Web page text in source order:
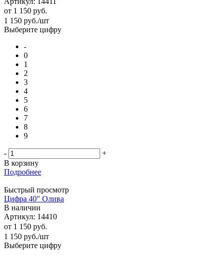
от 1 150 руб.
1 150 руб./шт
Выберите цифру
-
0
1
2
3
4
5
6
7
8
9
-
+
В корзину
Подробнее
Быстрый просмотр
Цифра 40" Олива
В наличии
Артикул: 14410
от 1 150 руб.
1 150 руб./шт
Выберите цифру